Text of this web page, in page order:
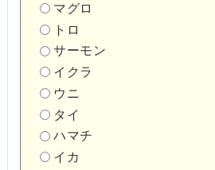
マグロ
トロ
サーモン
イクラ
ウニ
タイ
ハマチ
イカ